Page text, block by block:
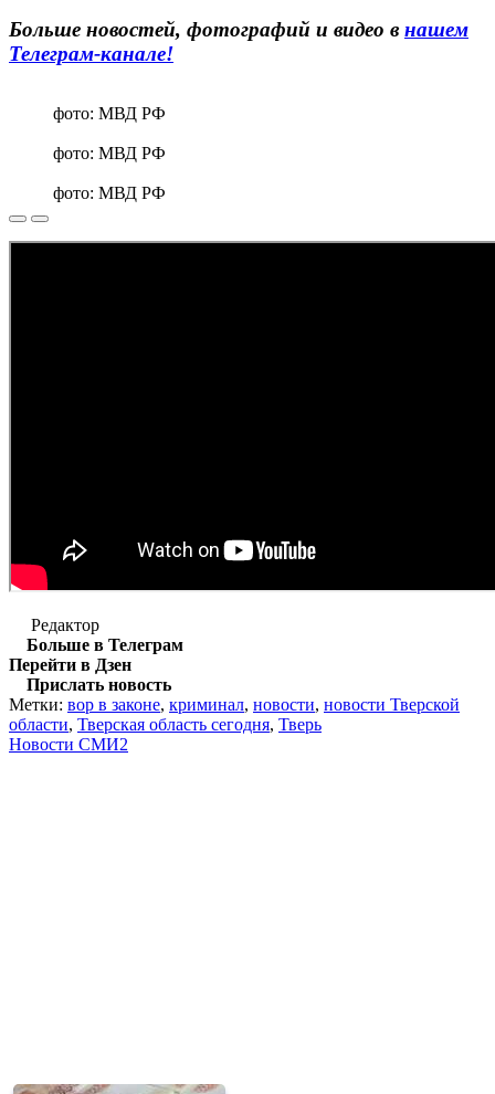
Больше новостей, фотографий и видео в нашем
Телеграм-канале!
фото: МВД РФ
фото: МВД РФ
фото: МВД РФ
Редактор
Больше в Телеграм
Перейти в Дзен
Прислать новость
Метки: вор в законе, криминал, новости, новости Тверской
области, Тверская область сегодня, Тверь
Новости СМИ2